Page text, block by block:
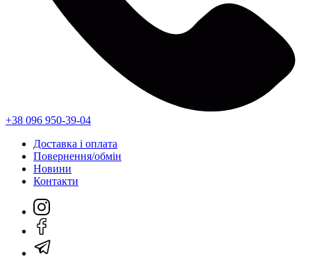
+38 096 950-39-04
Доставка і оплата
Повернення/обмін
Новини
Контакти